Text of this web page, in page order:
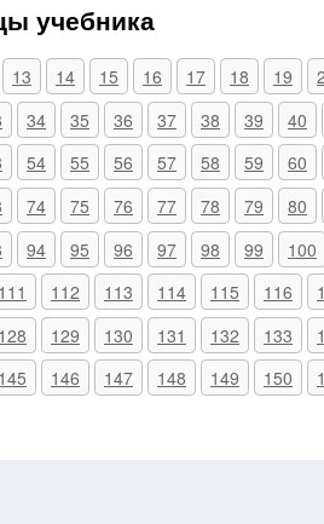
учебника
13 14 15 16 17 18 19
34 35 36 37 38 39 40
54 55 56 57 58 59 60
74 75 76 77 78 79 80
94 95 96 97 98 99 100
111 112 113 114 115 116
128 129 130 131 132 133
145 146 147 148 149 150